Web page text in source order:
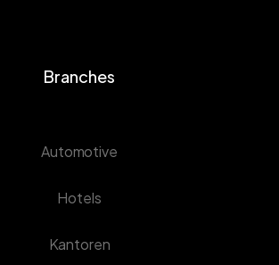
Branches
Automotive
Hotels
Kantoren